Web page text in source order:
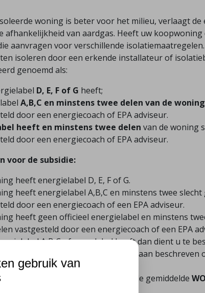
woning is beter voor het milieu, verlaagt
afhankelijkheid van aardgas. Heeft uw koopwoning
aanvragen voor verschillende
isoleren door een erkende installateur of
genoemd als:
D, E, F of G heeft;
A,B,C en minstens twee delen van de
door een energiecoach of EPA adviseur.
heeft en minstens twee delen van de woning
door een energiecoach of EPA adviseur.
voor de subsidie:
heeft energielabel D, E, F of G.
heeft energielabel A,B,C en minstens twee
door een energiecoach of een EPA adviseur.
heeft geen officieel energielabel en minstens
vastgesteld door een energiecoach of een EPA
A,B,C of geen label heeft dan dient u te
waarin de twee slecht bouwdelen staan beschreven
gecertificeerde EPA adviseur.
waarde van uw woning ligt onder de gemiddelde
gebruik van